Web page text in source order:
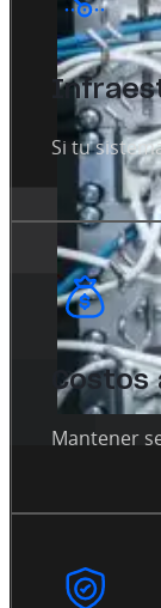
Si tu
Mantener